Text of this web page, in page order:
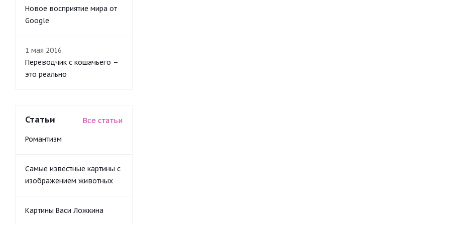
Новое восприятие мира от
Google
1 мая 2016
Переводчик с кошачьего –
это реально
Статьи Все статьи
Романтизм
Самые известные картины с
изображением животных
Картины Васи Ложкина